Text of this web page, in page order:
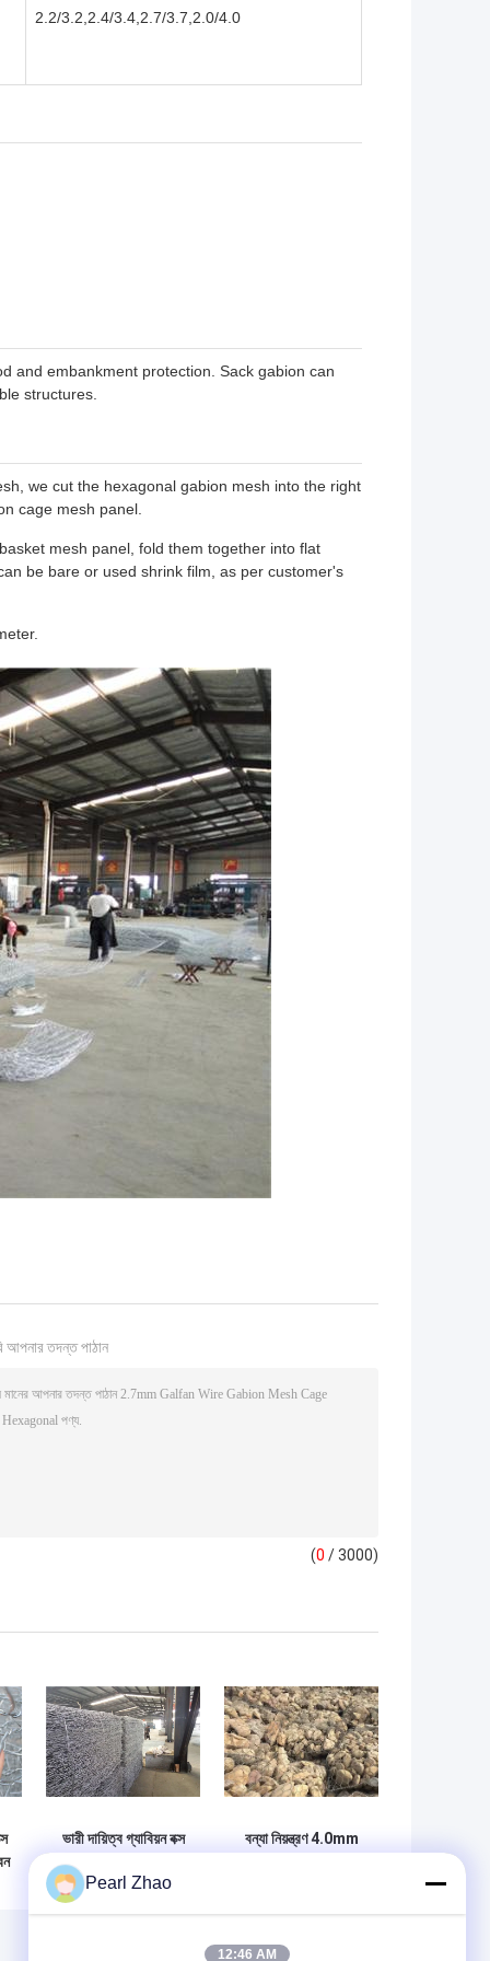
2.2/3.2,2.4/3.4,2.7/3.7,2.0/4.0
and embankment protection. Sack gabion can
structures.
we cut the hexagonal gabion mesh into the right
cage mesh panel.
mesh panel, fold them together into flat
be bare or used shrink film, as per customer's
আপনার তদন্ত পাঠান
(0 / 3000)
ভারী দায়িত্ব গ্যাবিয়ন বক্স
ঢাল সুরক্ষা সমর্থন দেয়াল
উত্থাপিত বাগান বিছানা
বন্যা নিয়ন্ত্রণ 4.0mm
লেপা ব্যাগ Gabion বাক্স
Pearl Zhao
12:46 AM